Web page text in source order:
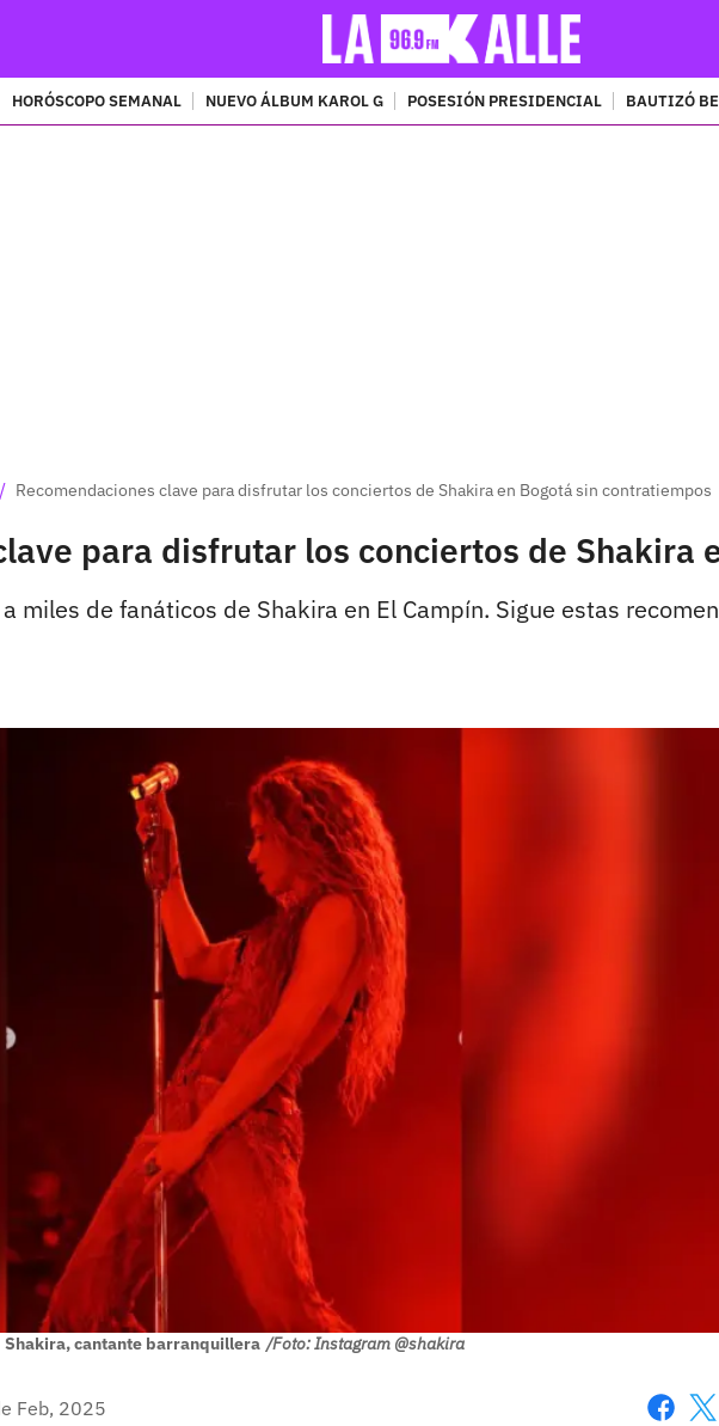
HORÓSCOPO SEMANAL NUEVO ÁLBUM KAROL G POSESIÓN PRESIDENCIAL BAUTIZÓ
/ Recomendaciones clave para disfrutar los conciertos de Shakira en Bogotá sin contratiempos
para disfrutar los conciertos de Shakira
miles de fanáticos de Shakira en El Campín. Sigue estas
Shakira, cantante barranquillera /Foto: Instagram @shakira
Feb, 2025